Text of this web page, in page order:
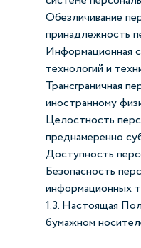
Обезличивание
принадлежность
Информационная
технологий и
Трансграничная
иностранному
Целостность
преднамеренно
Доступность
Безопасность
информационных
1.3. Настоящая
бумажном